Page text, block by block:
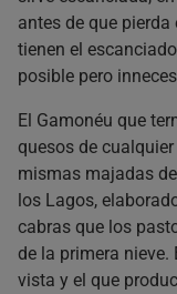
antes de que
tienen el
posible pero
El Gamonéu que
quesos de
mismas majadas
los Lagos,
cabras que los
de la primera nieve.
vista y el que